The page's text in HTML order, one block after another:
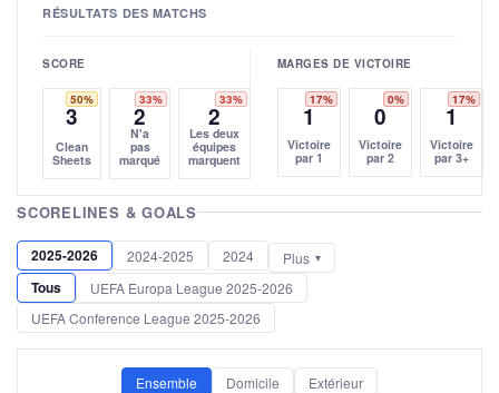
RÉSULTATS DES MATCHS
SCORE
50%
3
Clean
Sheets
33%
2
N'a
pas
marqué
33%
2
Les deux
équipes
marquent
MARGES DE VICTOIRE
17%
1
Victoire
par 1
0%
0
Victoire
par 2
17%
1
Victoire
par 3+
SCORELINES & GOALS
2025-2026 2024-2025 2024 Plus
Tous
UEFA Europa League 2025-2026
UEFA Conference League 2025-2026
Ensemble Domicile Extérieur